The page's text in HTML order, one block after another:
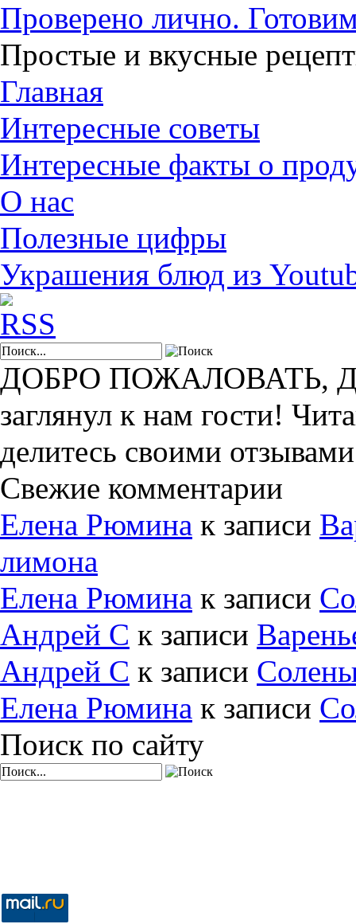
Проверено лично.
Простые и вкусные
Главная
Интересные советы
Интересные факты о
О нас
Полезные цифры
Украшения блюд из
ДОБРО ПОЖАЛОВАТЬ,
заглянул к нам гости!
делитесь своими
Свежие комментарии
Елена Рюмина к записи
лимона
Елена Рюмина к записи
Андрей С к записи
Андрей С к записи
Елена Рюмина к записи
Поиск по сайту